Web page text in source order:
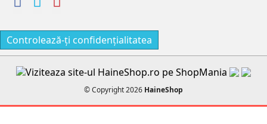
Controlează-ți confidențialitatea
© Copyright 2026 HaineShop